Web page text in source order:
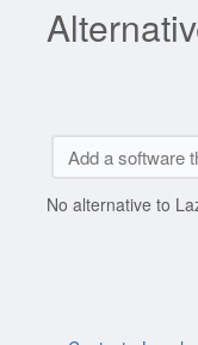
Add a software
No alternative to